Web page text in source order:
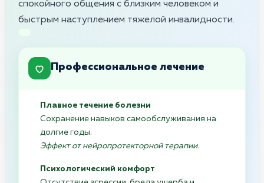
спокойного общения с близким человеком и
быстрым наступлением тяжелой инвалидности.
Профессиональное лечение
Плавное течение болезни
Сохранение навыков самообслуживания на
долгие годы.
Эффект от нейропротекторной терапии.
Психологический комфорт